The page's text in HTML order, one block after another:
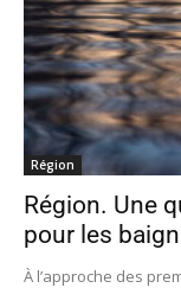
Région
Région. Une
pour les
À l’approche des